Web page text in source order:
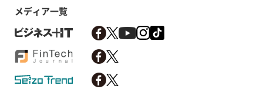
メディア一覧